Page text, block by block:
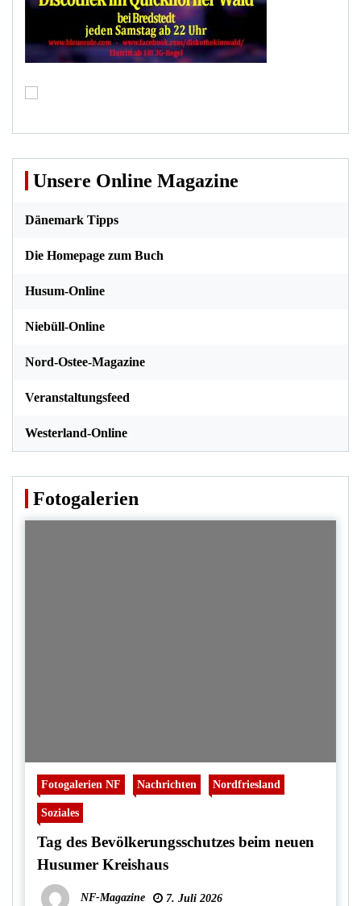
Unsere Online Magazine
Dänemark Tipps
Die Homepage zum Buch
Husum-Online
Niebüll-Online
Nord-Ostee-Magazine
Veranstaltungsfeed
Westerland-Online
Fotogalerien
Fotogalerien NF Nachrichten Nordfriesland
Soziales
Tag des Bevölkerungsschutzes beim neuen
Husumer Kreishaus
NF-Magazine 7. Juli 2026